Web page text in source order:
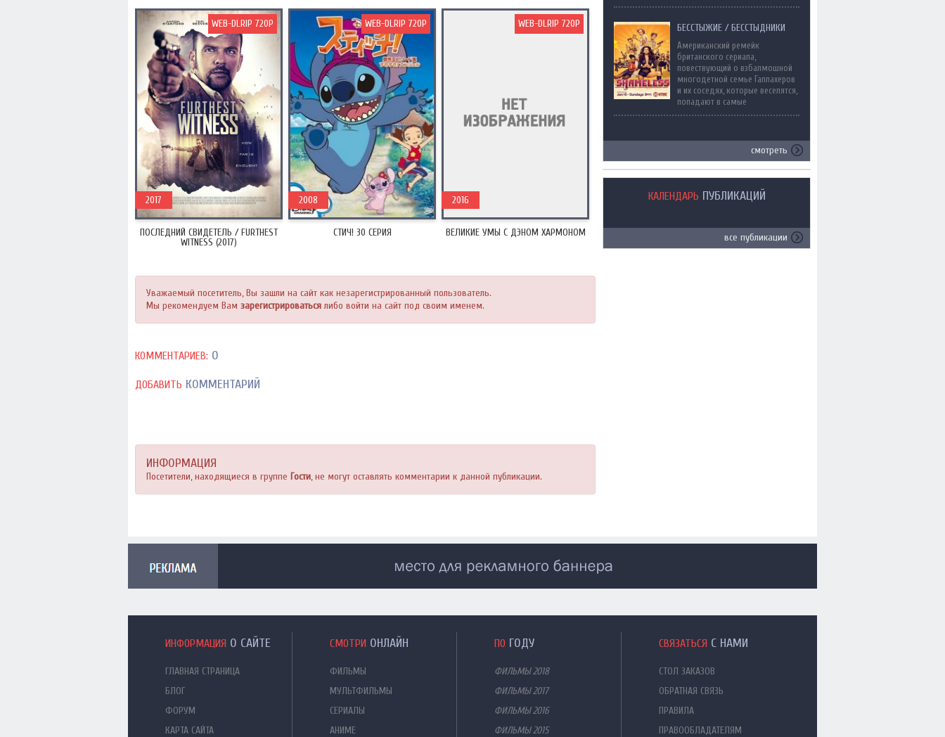
ПОСЛЕДНИЙ СВИДЕТЕЛЬ / FURTHEST
WITNESS (2017)
2017
WEB-DLRIP 720P
СТИЧ! 30 СЕРИЯ
2008
WEB-DLRIP 720P
ВЕЛИКИЕ УМЫ С ДЭНОМ ХАРМОНОМ
2016
WEB-DLRIP 720P
Уважаемый посетитель, Вы зашли на сайт как незарегистрированный пользователь.
Мы рекомендуем Вам зарегистрироватьсялибо войти на сайт под своим именем.
КОММЕНТАРИЕВ: 0
ДОБАВИТЬ КОММЕНТАРИЙ
ИНФОРМАЦИЯ
Посетители, находящиеся в группе Гости, не могут оставлять комментарии к данной публикации.
БЕССТЫЖИЕ / БЕССТЫДНИКИ
Американский ремейк
британского сериала,
повествующий о взбалмошной
многодетной семье Галлахеров
и их соседях, которые веселятся,
попадают в самые
смотреть
КАЛЕНДАРЬ ПУБЛИКАЦИЙ
все публикации
ИНФОРМАЦИЯ О САЙТЕ
ГЛАВНАЯ СТРАНИЦА
БЛОГ
ФОРУМ
КАРТА САЙТА
СМОТРИ ОНЛАЙН
ФИЛЬМЫ
МУЛЬТФИЛЬМЫ
СЕРИАЛЫ
АНИМЕ
ПО ГОДУ
ФИЛЬМЫ 2018
ФИЛЬМЫ 2017
ФИЛЬМЫ 2016
ФИЛЬМЫ 2015
СВЯЗАТЬСЯ С НАМИ
СТОЛ ЗАКАЗОВ
ОБРАТНАЯ СВЯЗЬ
ПРАВИЛА
ПРАВООБЛАДАТЕЛЯМ